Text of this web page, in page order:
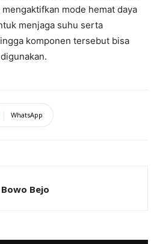
mode hemat daya
menjaga suhu serta
komponen tersebut bisa
WhatsApp
Bowo Bejo